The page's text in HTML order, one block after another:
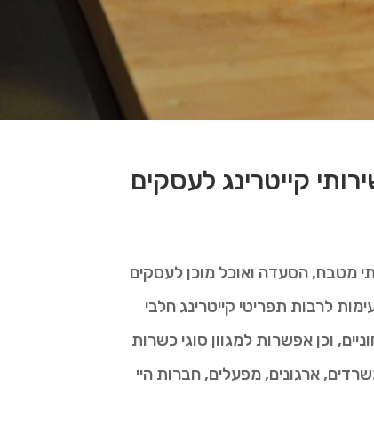
קייטרינג לעסקים
מטבח, הסעדה ואוכל מוכן לעסקים
לרבות תפריטי קייטרינג חלבי
וכן אפשרות למגוון סוגי כשרות
ארגונים, מפעלים, חברות היי